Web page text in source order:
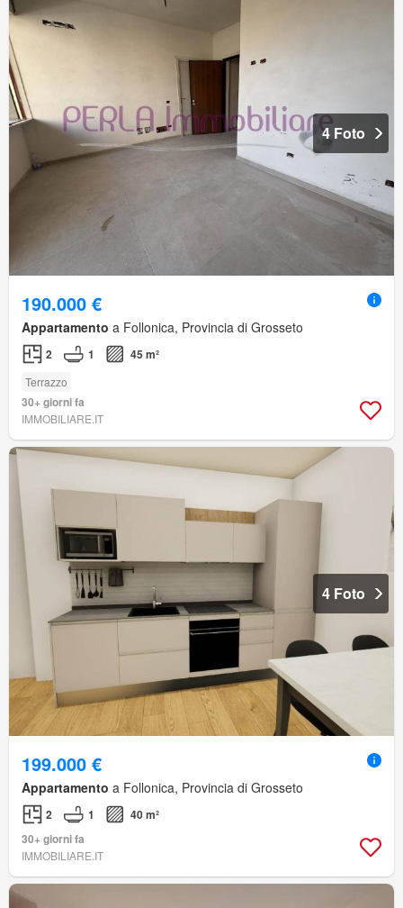
4 Foto
190.000 €
Appartamento a Follonica, Provincia di Grosseto
2 1 45 m²
Terrazzo
30+ giorni fa
IMMOBILIARE.IT
4 Foto
199.000 €
Appartamento a Follonica, Provincia di Grosseto
2 1
40 m²
30+ giorni fa
IMMOBILIARE.IT